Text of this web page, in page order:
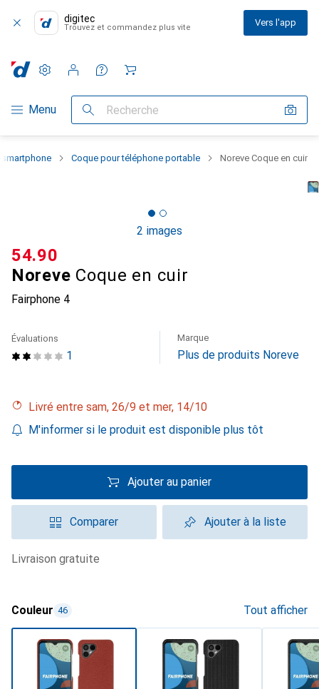
digitec
Trouvez et commandez plus vite Vers l'app
Navigation par catégorie
Menu Recherche
Paramètres
Compte client
Listes de comparaison
Listes d'envies
Panier
Coque pour téléphone portable Noreve Coque en cuir
2 images
Noreve Coque en cuir
Fairphone 4
CHF
54.90
1
Évaluations Marque
Plus de produits Noreve
Livré entre sam, 26/9 et mer, 14/10
M'informer si le produit est disponible plus tôt
Ajouter au panier
Comparer Ajouter à la liste
livraison gratuite
Couleur 46 Tout afficher